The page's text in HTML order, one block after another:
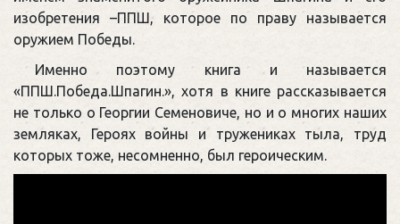
изобретения –ППШ, которое по праву называется
оружием Победы.
Именно поэтому книга и называется
«ППШ.Победа.Шпагин.», хотя в книге рассказывается
не только о Георгии Семеновиче, но и о многих наших
земляках, Героях войны и тружениках тыла, труд
которых тоже, несомненно, был героическим.